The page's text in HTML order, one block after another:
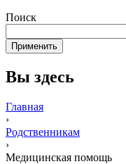
Поиск
Вы здесь
Главная
›
Родственникам
›
Медицинская помощь